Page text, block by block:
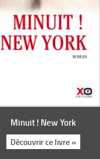
Minuit ! New York
Découvrir ce livre »